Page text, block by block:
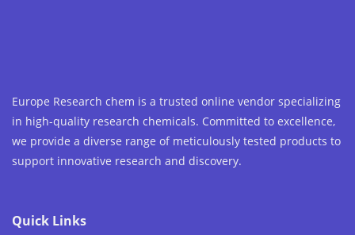
Europe Research chem is a trusted online vendor specializing
in high-quality research chemicals. Committed to excellence,
we provide a diverse range of meticulously tested products to
support innovative research and discovery.
Quick Links